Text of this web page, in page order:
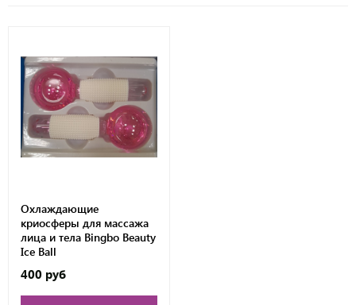
Охлаждающие
криосферы для массажа
лица и тела Bingbo Beauty
Ice Ball
400 руб